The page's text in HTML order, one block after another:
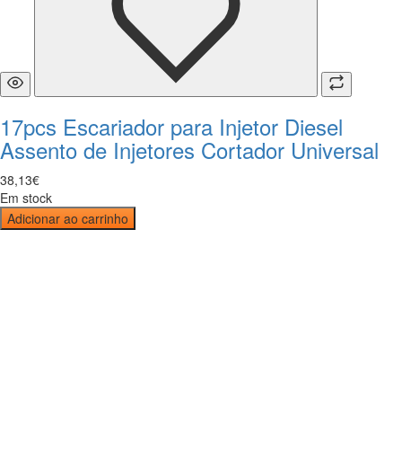
17pcs Escariador para Injetor Diesel
Assento de Injetores Cortador Universal
38,13€
Em stock
Adicionar ao carrinho